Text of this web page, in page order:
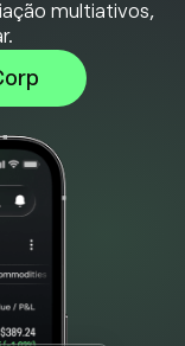
multiativos,